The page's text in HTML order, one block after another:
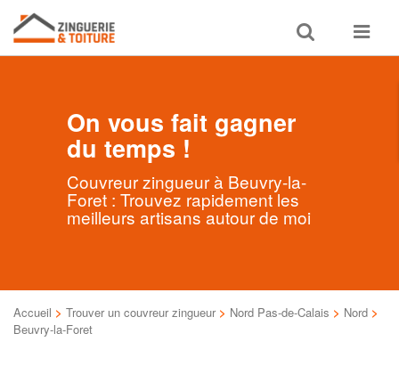
Toggle
search
Toggle
On vous fait gagner
du temps !
Couvreur zingueur à Beuvry-la-
Foret : Trouvez rapidement les
meilleurs artisans autour de moi
Accueil > Trouver un couvreur zingueur > Nord Pas-de-Calais > Nord >
Beuvry-la-Foret